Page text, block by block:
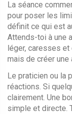
La séance
pour poser les
définit ce qui est
Attends-toi à une
léger, caresses et
mais de créer
Le praticien ou la
réactions. Si
clairement. Une
simple et directe.